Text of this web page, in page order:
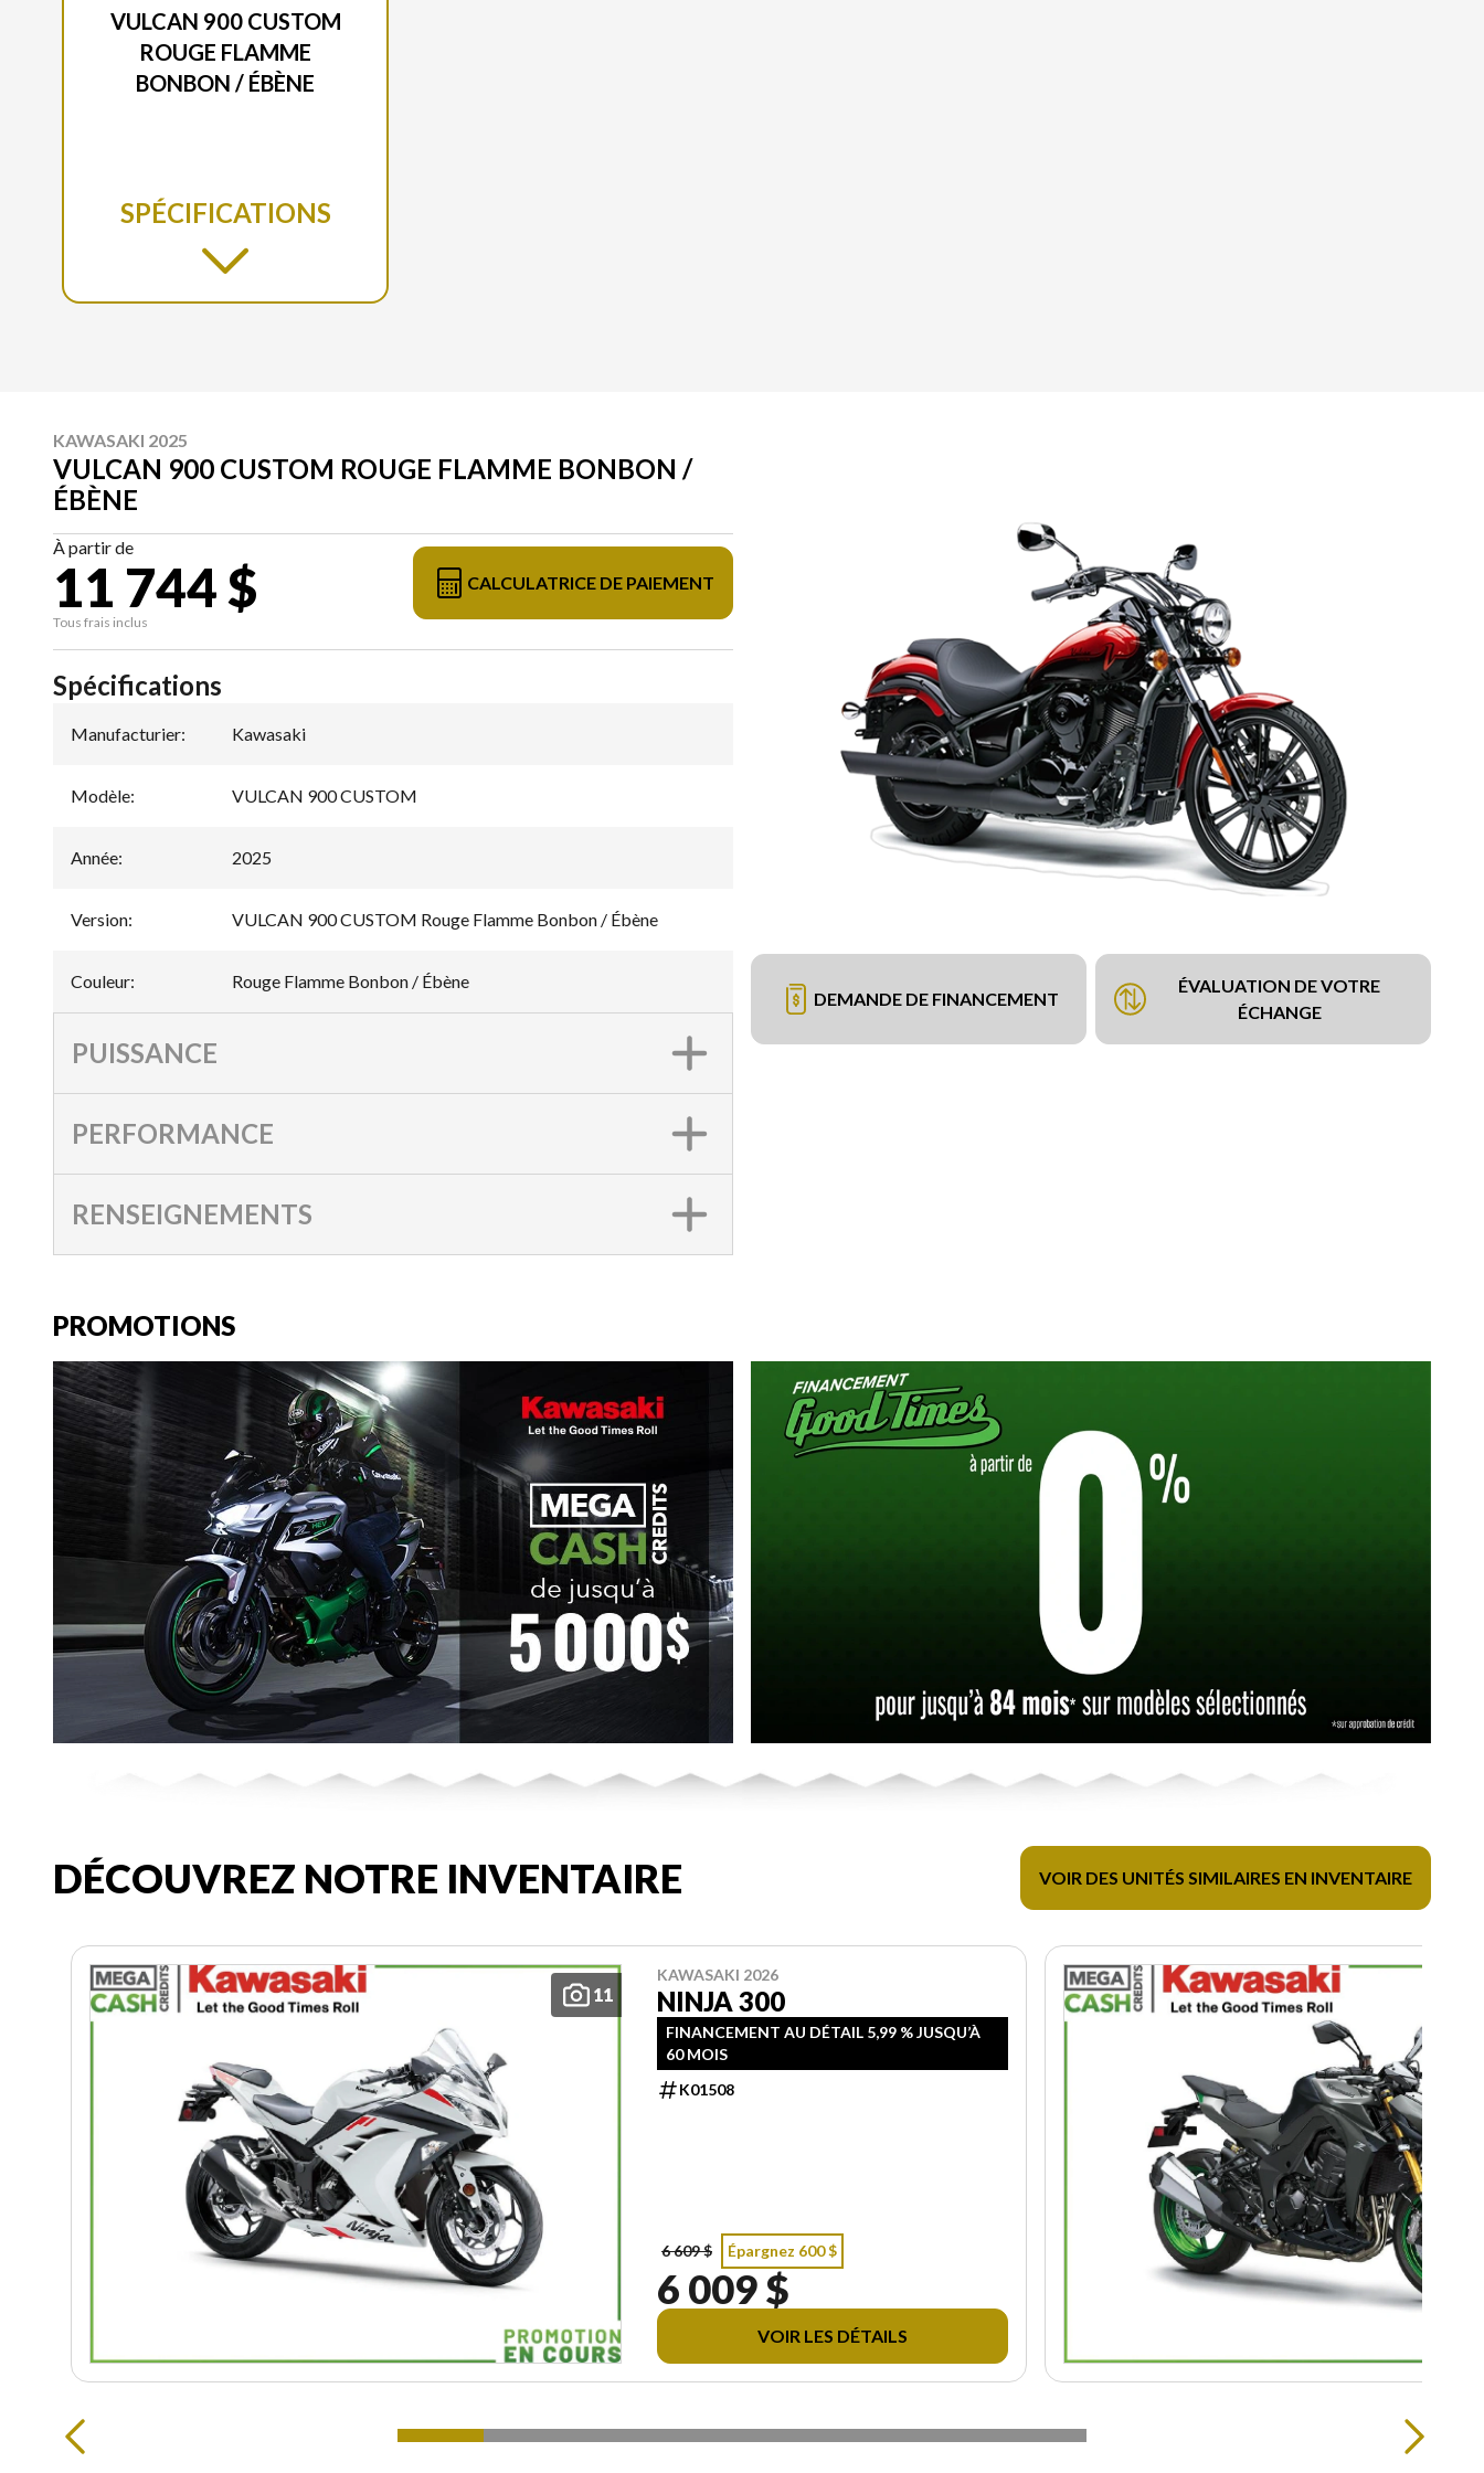
VULCAN 900 CUSTOM
ROUGE FLAMME
BONBON / ÉBÈNE
SPÉCIFICATIONS
KAWASAKI 2025
VULCAN 900 CUSTOM ROUGE FLAMME BONBON /
ÉBÈNE
À partir de
11 744 $
Tous frais inclus
CALCULATRICE DE PAIEMENT
DEMANDE DE FINANCEMENT
ÉVALUATION DE VOTRE
ÉCHANGE
Spécifications
Manufacturier: Kawasaki
Modèle: VULCAN 900 CUSTOM
Année: 2025
Version: VULCAN 900 CUSTOM Rouge Flamme Bonbon / Ébène
Couleur: Rouge Flamme Bonbon / Ébène
PUISSANCE
PERFORMANCE
RENSEIGNEMENTS
PROMOTIONS
DÉCOUVREZ NOTRE INVENTAIRE VOIR DES UNITÉS SIMILAIRES EN INVENTAIRE
11
KAWASAKI 2026
NINJA 300
FINANCEMENT AU DÉTAIL 5,99 % JUSQU’À
60 MOIS
K01508
6 609 $ Épargnez 600 $
6 009 $
VOIR LES DÉTAILS